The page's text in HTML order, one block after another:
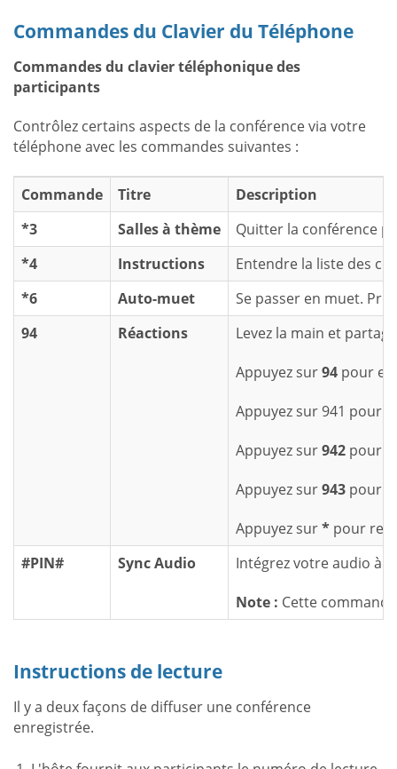
Commandes du Clavier du Téléphone
Commandes du clavier téléphonique des
participants
Contrôlez certains aspects de la conférence via votre
téléphone avec les commandes suivantes :
Commande Titre
Description
*3
Salles à thème
Quitter la conférence
*4
Instructions
Entendre la liste des
*6
Auto-muet
Se passer en muet.
94
Réactions
Levez la main et
Appuyez sur94 pour
Appuyez sur 941 pour
Appuyez sur942 pour
Appuyez sur943 pour
Appuyez sur* pour
#PIN#
Sync Audio
Intégrez votre audio à
Note : Cette
Instructions de lecture
Il y a deux façons de diffuser une conférence
enregistrée.